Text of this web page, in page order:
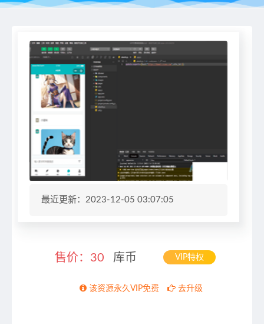
最近更新：2023-12-05 03:07:05
售价： 30 库币 VIP特权
该资源永久VIP免费 去升级